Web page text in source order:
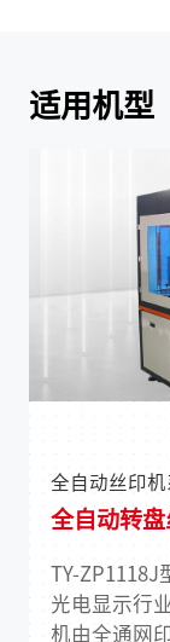
适用机型
全自动丝印机
全自动转
TY-ZP1118J
光电显示行
机由全通网